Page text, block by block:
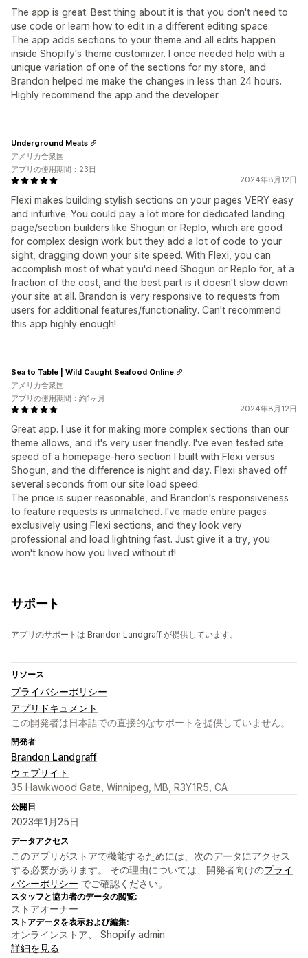
The app is great. Best thing about it is that you don't need to
use code or learn how to edit in a different editing space.
The app adds sections to your theme and all edits happen
inside Shopify's theme customizer. I once needed help with a
unique variation of one of the sections for my store, and
Brandon helped me make the changes in less than 24 hours.
Highly recommend the app and the developer.
2024年8月12日
Flexi makes building stylish sections on your pages VERY easy
and intuitive. You could pay a lot more for dedicated landing
page/section builders like Shogun or Replo, which are good
for complex design work but they add a lot of code to your
sight, dragging down your site speed. With Flexi, you can
accomplish most of what you'd need Shogun or Replo for, at a
fraction of the cost, and the best part is it doesn't slow down
your site at all. Brandon is very responsive to requests from
users for additional features/functionality. Can't recommend
this app highly enough!
Underground Meats
アメリカ合衆国
アプリの使用期間：23日
2024年8月12日
Great app. I use it for making more complex sections than our
theme allows, and it's very user friendly. I've even tested site
speed of a homepage-hero section I built with Flexi versus
Shogun, and the difference is night and day. Flexi shaved off
several seconds from our site load speed.
The price is super reasonable, and Brandon's responsiveness
to feature requests is unmatched. I've made entire pages
exclusively using Flexi sections, and they look very
professional and load lightning fast. Just give it a try, you
won't know how you lived without it!
Sea to Table | Wild Caught Seafood Online
アメリカ合衆国
アプリの使用期間：約1ヶ月
サポート
アプリのサポートは Brandon Landgraff が提供しています。
リソース
プライバシーポリシー
アプリドキュメント
この開発者は日本語での直接的なサポートを提供していません。
開発者
Brandon Landgraff
ウェブサイト
35 Hawkwood Gate, Winnipeg, MB, R3Y1R5, CA
公開日
2023年1月25日
データアクセス
このアプリがストアで機能するためには、次のデータにアクセス
する必要があります。 その理由については、開発者向けのプライ
バシーポリシー でご確認ください。
スタッフと協力者のデータの閲覧:
ストアオーナー
ストアデータを表示および編集:
オンラインストア、 Shopify admin
詳細を見る